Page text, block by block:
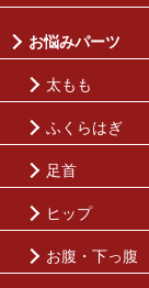
お悩みパーツ
太もも
ふくらはぎ
足首
ヒップ
お腹・下っ腹